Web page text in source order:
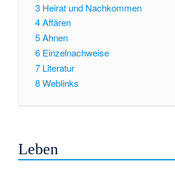
3 Heirat und Nachkommen
4Affären
5Ahnen
6 Einzelnachweise
7 Literatur
8Weblinks
Leben